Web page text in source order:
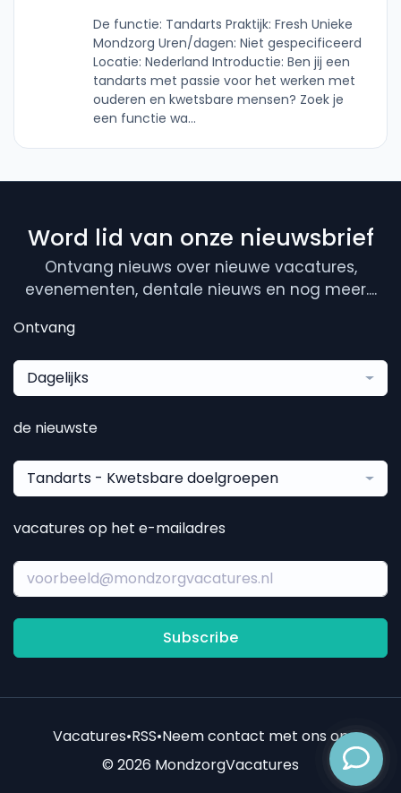
De functie: Tandarts Praktijk: Fresh Unieke
Mondzorg Uren/dagen: Niet gespecificeerd
Locatie: Nederland Introductie: Ben jij een
tandarts met passie voor het werken met
ouderen en kwetsbare mensen? Zoek je
een functie wa...
Word lid van onze nieuwsbrief
Ontvang nieuws over nieuwe vacatures,
evenementen, dentale nieuws en nog meer....
Ontvang
Dagelijks
de nieuwste
Tandarts - Kwetsbare doelgroepen
vacatures op het e-mailadres
Subscribe
Vacatures•RSS•Neem contact met ons op
© 2026 MondzorgVacatures